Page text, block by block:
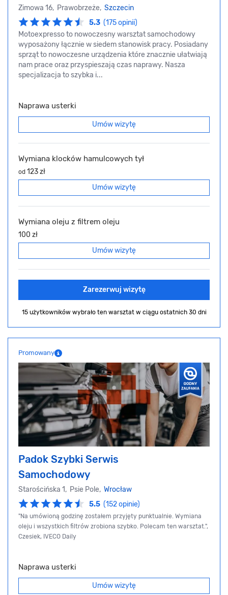
Zimowa 16, Prawobrzeże, Szczecin
5.3 (175 opinii)
Motoexpresso to nowoczesny warsztat samochodowy
wyposażony łącznie w siedem stanowisk pracy. Posiadany
sprząt to nowoczesne urządzenia które znacznie ułatwiają
nam prace oraz przyspieszają czas naprawy. Nasza
specjalizacja to szybka i...
Naprawa usterki
Umów wizytę
Wymiana klocków hamulcowych tył
od 123 zł
Umów wizytę
Wymiana oleju z filtrem oleju
100 zł
Umów wizytę
Zarezerwuj wizytę
15 użytkowników wybrało ten warsztat w ciągu ostatnich 30 dni
Promowany
Padok Szybki Serwis
Samochodowy
Starościńska 1, Psie Pole, Wrocław
5.5 (152 opinie)
"Na umówioną godzinę zostałem przyjęty punktualnie. Wymiana
oleju i wszystkich filtrów zrobiona szybko. Polecam ten warsztat.",
Czesiek, IVECO Daily
Naprawa usterki
Umów wizytę